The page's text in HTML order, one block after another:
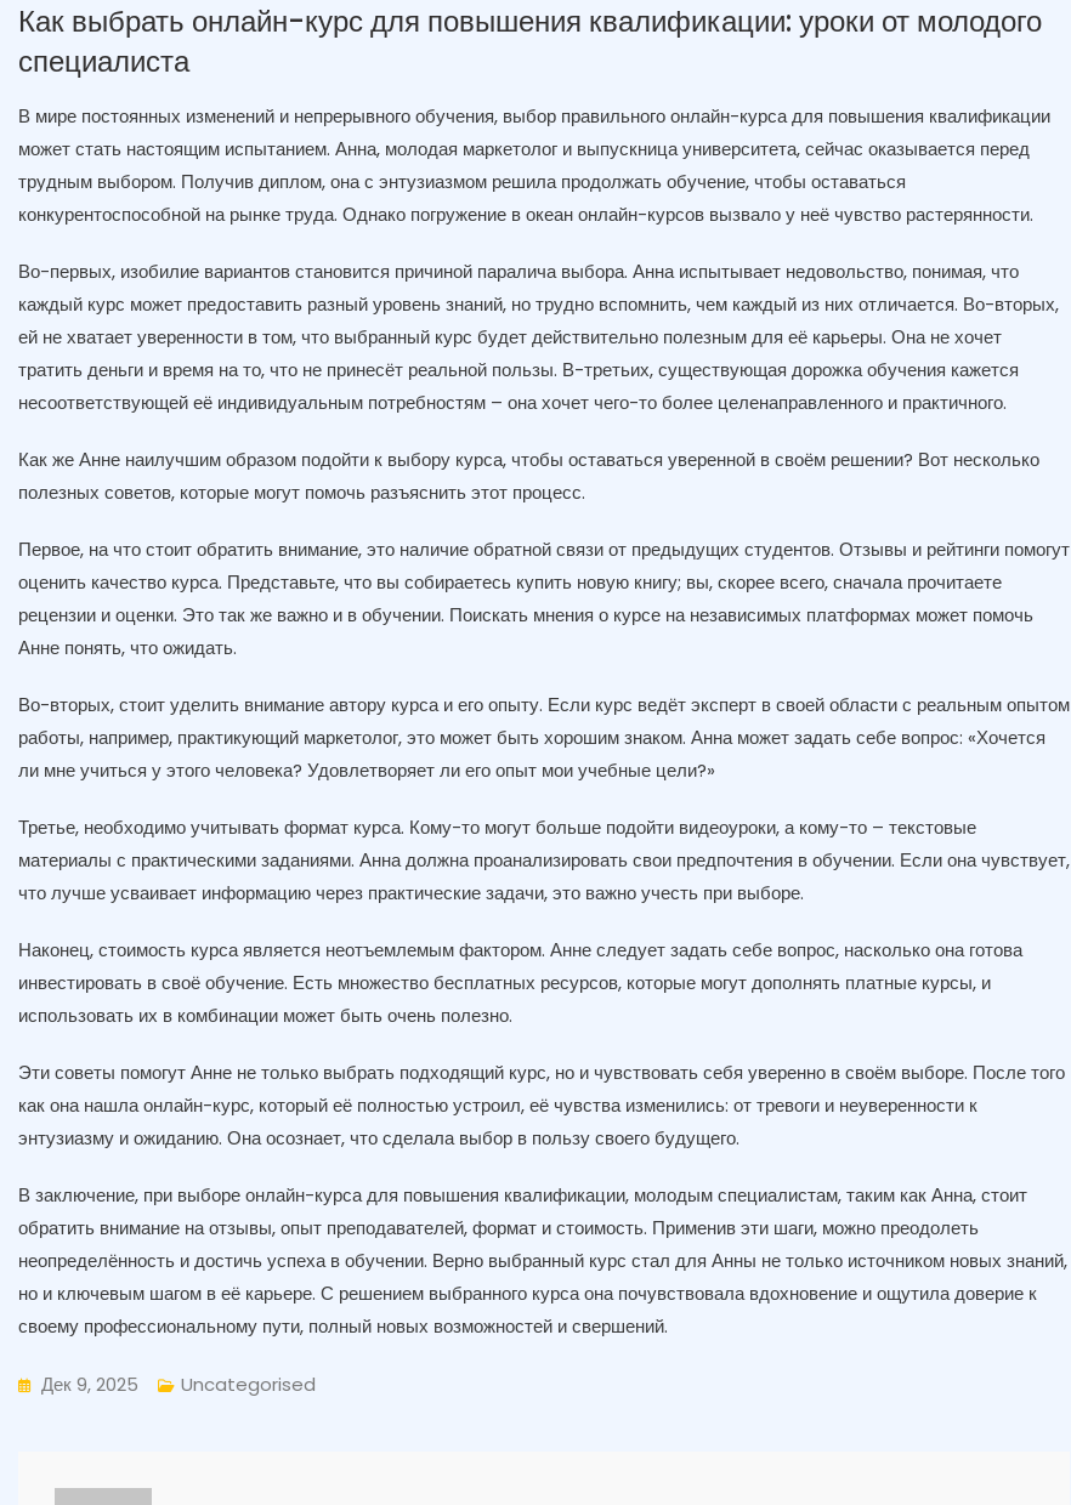
Как выбрать онлайн-курс для повышения квалификации: уроки от молодого
специалиста
В мире постоянных изменений и непрерывного обучения, выбор правильного онлайн-курса для повышения квалификации
может стать настоящим испытанием. Анна, молодая маркетолог и выпускница университета, сейчас оказывается перед
трудным выбором. Получив диплом, она с энтузиазмом решила продолжать обучение, чтобы оставаться
конкурентоспособной на рынке труда. Однако погружение в океан онлайн-курсов вызвало у неё чувство растерянности.
Во-первых, изобилие вариантов становится причиной паралича выбора. Анна испытывает недовольство, понимая, что
каждый курс может предоставить разный уровень знаний, но трудно вспомнить, чем каждый из них отличается. Во-вторых,
ей не хватает уверенности в том, что выбранный курс будет действительно полезным для её карьеры. Она не хочет
тратить деньги и время на то, что не принесёт реальной пользы. В-третьих, существующая дорожка обучения кажется
несоответствующей её индивидуальным потребностям – она хочет чего-то более целенаправленного и практичного.
Как же Анне наилучшим образом подойти к выбору курса, чтобы оставаться уверенной в своём решении? Вот несколько
полезных советов, которые могут помочь разъяснить этот процесс.
Первое, на что стоит обратить внимание, это наличие обратной связи от предыдущих студентов. Отзывы и рейтинги помогут
оценить качество курса. Представьте, что вы собираетесь купить новую книгу; вы, скорее всего, сначала прочитаете
рецензии и оценки. Это так же важно и в обучении. Поискать мнения о курсе на независимых платформах может помочь
Анне понять, что ожидать.
Во-вторых, стоит уделить внимание автору курса и его опыту. Если курс ведёт эксперт в своей области с реальным опытом
работы, например, практикующий маркетолог, это может быть хорошим знаком. Анна может задать себе вопрос: «Хочется
ли мне учиться у этого человека? Удовлетворяет ли его опыт мои учебные цели?»
Третье, необходимо учитывать формат курса. Кому-то могут больше подойти видеоуроки, а кому-то – текстовые
материалы с практическими заданиями. Анна должна проанализировать свои предпочтения в обучении. Если она чувствует,
что лучше усваивает информацию через практические задачи, это важно учесть при выборе.
Наконец, стоимость курса является неотъемлемым фактором. Анне следует задать себе вопрос, насколько она готова
инвестировать в своё обучение. Есть множество бесплатных ресурсов, которые могут дополнять платные курсы, и
использовать их в комбинации может быть очень полезно.
Эти советы помогут Анне не только выбрать подходящий курс, но и чувствовать себя уверенно в своём выборе. После того
как она нашла онлайн-курс, который её полностью устроил, её чувства изменились: от тревоги и неуверенности к
энтузиазму и ожиданию. Она осознает, что сделала выбор в пользу своего будущего.
В заключение, при выборе онлайн-курса для повышения квалификации, молодым специалистам, таким как Анна, стоит
обратить внимание на отзывы, опыт преподавателей, формат и стоимость. Применив эти шаги, можно преодолеть
неопределённость и достичь успеха в обучении. Верно выбранный курс стал для Анны не только источником новых знаний,
но и ключевым шагом в её карьере. С решением выбранного курса она почувствовала вдохновение и ощутила доверие к
своему профессиональному пути, полный новых возможностей и свершений.
Дек 9, 2025 Uncategorised